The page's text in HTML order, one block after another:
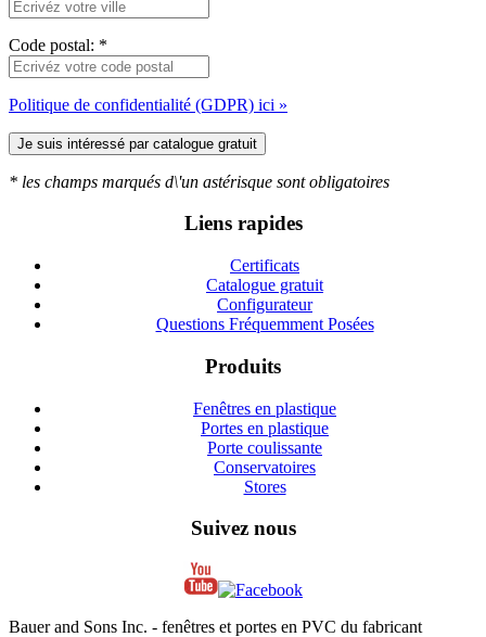
Code postal: *
Politique de confidentialité (GDPR) ici »
* les champs marqués d\'un astérisque sont obligatoires
Liens rapides
Certificats
Catalogue gratuit
Configurateur
Questions Fréquemment Posées
Produits
Fenêtres en plastique
Portes en plastique
Porte coulissante
Conservatoires
Stores
Suivez nous
Bauer and Sons Inc. - fenêtres et portes en PVC du fabricant